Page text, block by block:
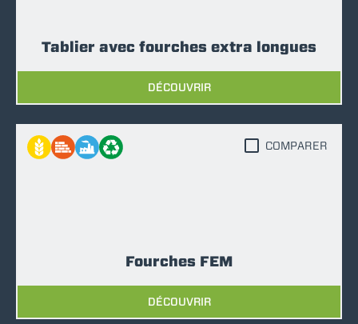
Tablier avec fourches extra longues
DÉCOUVRIR
Fourches FEM
DÉCOUVRIR
COMPARER